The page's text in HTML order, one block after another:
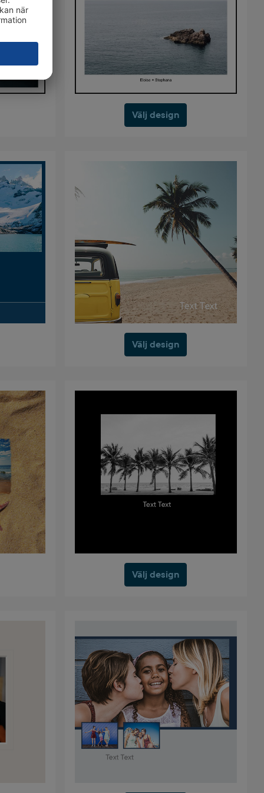
Välj design
Välj design
Välj design